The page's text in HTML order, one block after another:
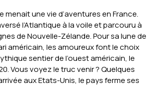
menait une vie d’aventures en France.
l’Atlantique à la voile et parcouru à
de Nouvelle-Zélande. Pour sa lune de
américain, les amoureux font le choix
sentier de l’ouest américain, le
Vous voyez le truc venir ? Quelques
aux Etats-Unis, le pays ferme ses